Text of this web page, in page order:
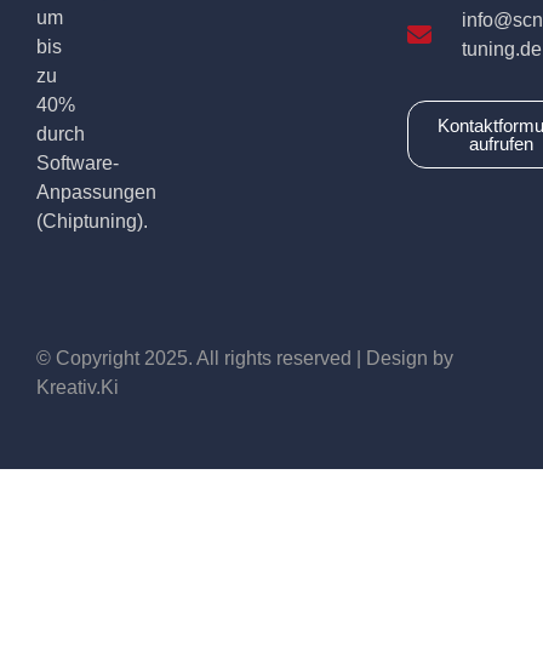
um
bis
zu
40%
durch
Software-
Anpassungen
(Chiptuning).
tuning.de
aufrufen
© Copyright 2025. All rights reserved | Design by
Kreativ.Ki